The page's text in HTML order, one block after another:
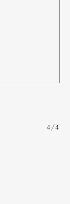
4/4